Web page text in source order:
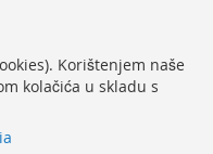
Korištenjem naše
kolačića u skladu s